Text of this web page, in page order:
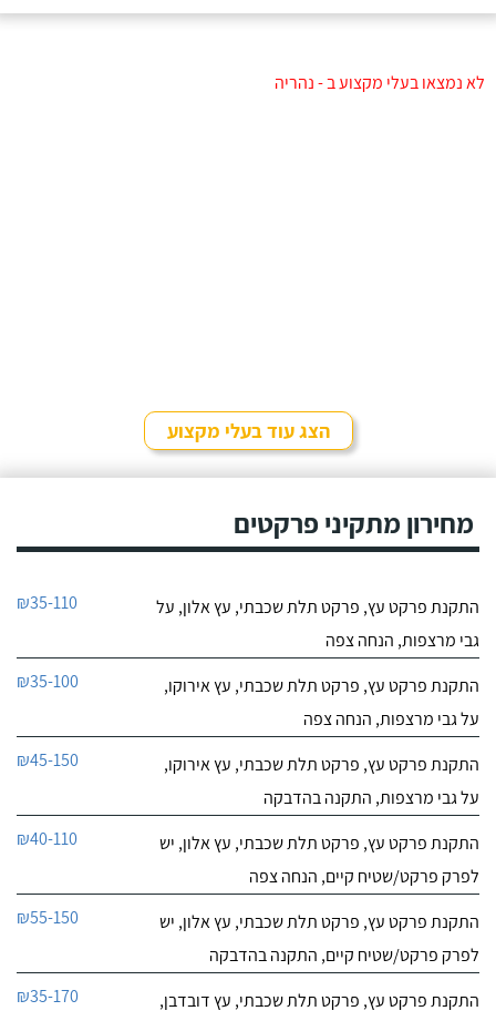
לא נמצאו בעלי מקצוע ב - נהריה
הצג עוד בעלי מקצוע
מחירון מתקיני פרקטים
התקנת פרקט עץ, פרקט תלת שכבתי, עץ אלון, על
גבי מרצפות, הנחה צפה
₪35-110
התקנת פרקט עץ, פרקט תלת שכבתי, עץ אירוקו,
על גבי מרצפות, הנחה צפה
₪35-100
התקנת פרקט עץ, פרקט תלת שכבתי, עץ אירוקו,
על גבי מרצפות, התקנה בהדבקה
₪45-150
התקנת פרקט עץ, פרקט תלת שכבתי, עץ אלון, יש
לפרק פרקט/שטיח קיים, הנחה צפה
₪40-110
התקנת פרקט עץ, פרקט תלת שכבתי, עץ אלון, יש
לפרק פרקט/שטיח קיים, התקנה בהדבקה
₪55-150
התקנת פרקט עץ, פרקט תלת שכבתי, עץ דובדבן,
₪35-170